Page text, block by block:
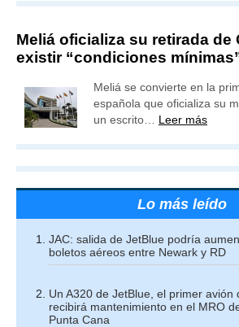
Meliá oficializa su retirada de
existir “condiciones
Meliá se convierte en la
española que oficializa su
un escrito… Leer más
Lo más leído
JAC: salida de JetBlue podría
boletos aéreos entre Newark y RD
Un A320 de JetBlue, el primer avión
recibirá mantenimiento en el MRO
Punta Cana